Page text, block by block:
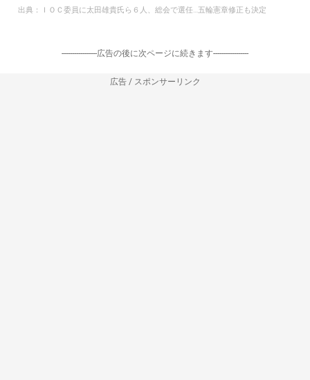
出典： ＩＯＣ委員に太田雄貴氏ら６人、総会で選任…五輪憲章修正も決定
-----------------広告の後に次ページに続きます-----------------
広告 / スポンサーリンク